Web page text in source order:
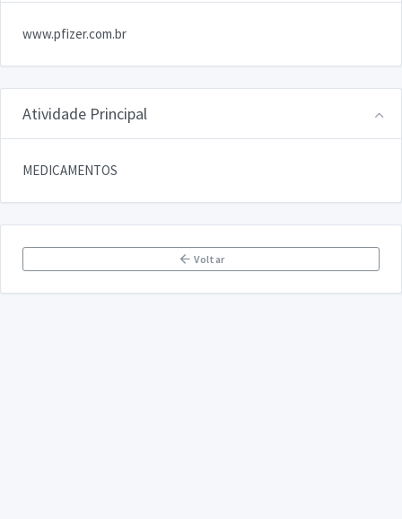
www.pfizer.com.br
Atividade Principal
MEDICAMENTOS
Voltar